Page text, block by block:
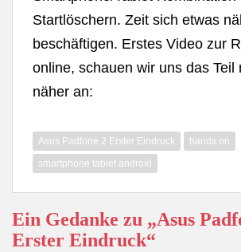
Startlöschern. Zeit sich etwas
beschäftigen. Erstes Video zur
online, schauen wir uns das Teil
näher an:
Asus Padfone 2 Erster Eindruck
hands on
smartphone tablet android
Ein Gedanke zu „Asus
Erster Eindruck“